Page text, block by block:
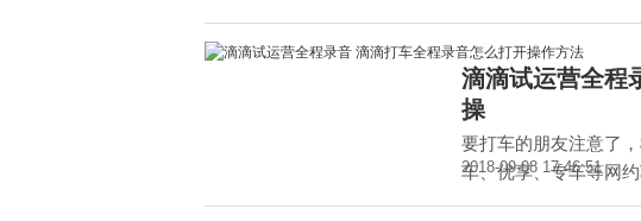
滴滴试运营全程
操
要打车的朋友注意了
车、优享、专车等网
2018-09-08 17:46:51